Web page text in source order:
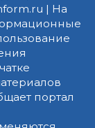
| На
портал